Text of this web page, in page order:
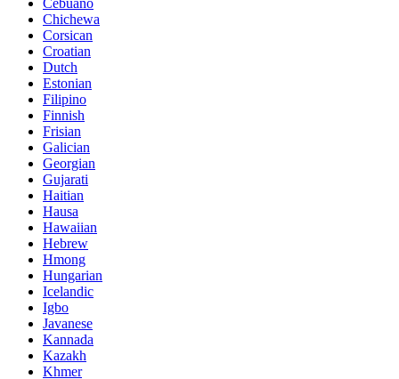
Cebuano
Chichewa
Corsican
Croatian
Dutch
Estonian
Filipino
Finnish
Frisian
Galician
Georgian
Gujarati
Haitian
Hausa
Hawaiian
Hebrew
Hmong
Hungarian
Icelandic
Igbo
Javanese
Kannada
Kazakh
Khmer